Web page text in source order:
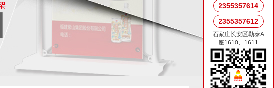
2355357614
2355357612
石家庄长安区勒泰A
座1610、1611